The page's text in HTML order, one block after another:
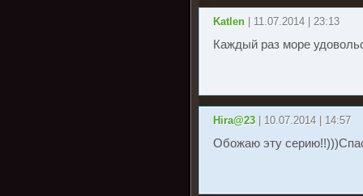
Katlen | 11.07.2014 | 23:13
Каждый раз море
Hira@23 | 10.07.2014 | 14:57
Обожаю эту